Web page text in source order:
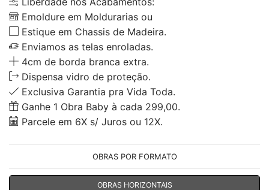
Emoldure em Moldurarias ou
Estique em Chassis de Madeira.
Enviamos as telas enroladas.
4cm de borda branca extra.
Dispensa vidro de proteção.
Exclusiva Garantia pra Vida Toda.
Ganhe 1 Obra Baby à cada 299,00.
Parcele em 6X s/ Juros ou 12X.
OBRAS POR FORMATO
OBRAS HORIZONTAIS